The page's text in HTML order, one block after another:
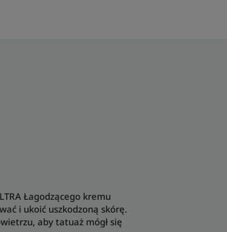
Łagodzącego kremu
i ukoić uszkodzoną skórę.
aby tatuaż mógł się